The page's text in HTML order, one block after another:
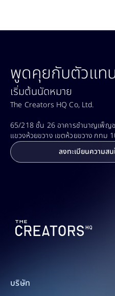
พูดคุยกับตัวแทน
เริ่มต้นนัดหมาย
The Creators HQ Co, Ltd.
65/218 ชั้น 26 อาคารชำนาญเพ็ญ
แขวงห้วยขวาง เขตห้วยขวาง กทม
ลงทะเบียนความสน
บริษัท